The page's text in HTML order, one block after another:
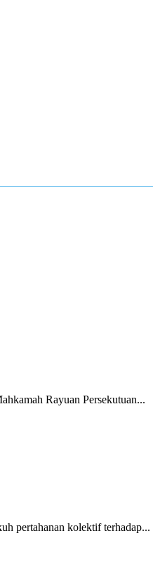
Rayuan Persekutuan...
pertahanan kolektif terhadap...